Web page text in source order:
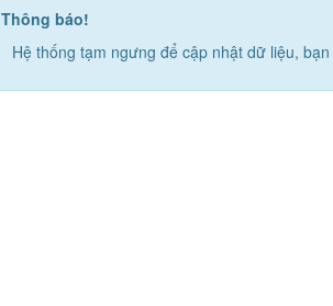
Thông báo!
Hệ thống tạm ngưng để cập nhật dữ liệu,